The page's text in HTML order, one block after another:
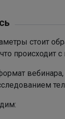
стоит
происходит